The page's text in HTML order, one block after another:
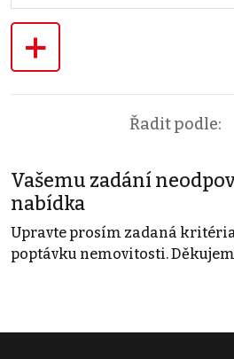
+
Řadit podle:
Vašemu zadání
nabídka
Upravte prosím zadaná
poptávku nemovitosti.